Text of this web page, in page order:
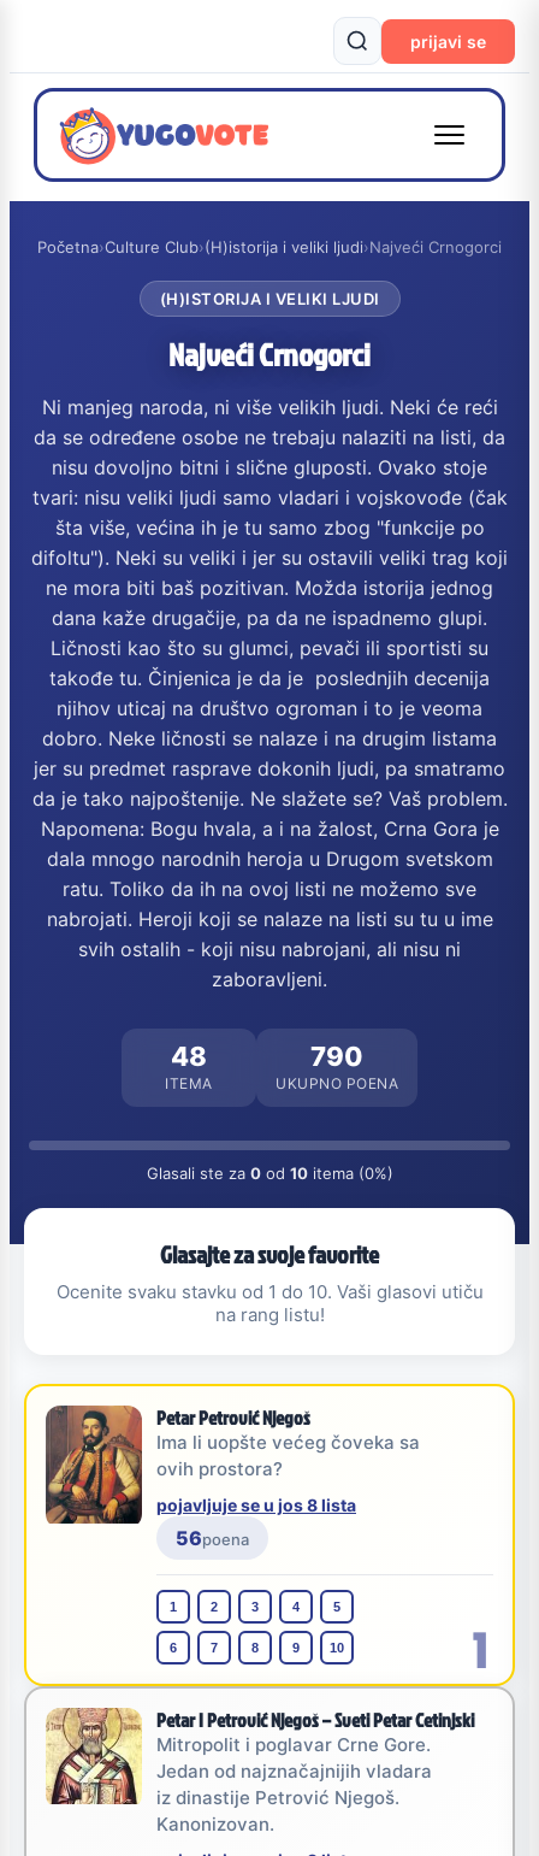
prijavi se
Početna›Culture Club›(H)istorija i veliki ljudi›Najveći Crnogorci
(H)ISTORIJA I VELIKI LJUDI
Najveći Crnogorci
Ni manjeg naroda, ni više velikih ljudi. Neki će reći
da se određene osobe ne trebaju nalaziti na listi, da
nisu dovoljno bitni i slične gluposti. Ovako stoje
tvari: nisu veliki ljudi samo vladari i vojskovođe (čak
šta više, većina ih je tu samo zbog "funkcije po
difoltu"). Neki su veliki i jer su ostavili veliki trag koji
ne mora biti baš pozitivan. Možda istorija jednog
dana kaže drugačije, pa da ne ispadnemo glupi.
Ličnosti kao što su glumci, pevači ili sportisti su
takođe tu. Činjenica je da je poslednjih decenija
njihov uticaj na društvo ogroman i to je veoma
dobro. Neke ličnosti se nalaze i na drugim listama
jer su predmet rasprave dokonih ljudi, pa smatramo
da je tako najpoštenije. Ne slažete se? Vaš problem.
Napomena: Bogu hvala, a i na žalost, Crna Gora je
dala mnogo narodnih heroja u Drugom svetskom
ratu. Toliko da ih na ovoj listi ne možemo sve
nabrojati. Heroji koji se nalaze na listi su tu u ime
svih ostalih - koji nisu nabrojani, ali nisu ni
zaboravljeni.
48
ITEMA
790
UKUPNO POENA
Glasali ste za 0od 10itema (0%)
Glasajte za svoje favorite
Ocenite svaku stavku od 1 do 10. Vaši glasovi utiču
na rang listu!
1
Petar Petrović Njegoš
Ima li uopšte većeg čoveka sa
ovih prostora?
pojavljuje se u jos 8 lista
56poena
1 2 3 4 5
6 7 8 9 10
Petar I Petrović Njegoš – Sveti Petar Cetinjski
Mitropolit i poglavar Crne Gore.
Jedan od najznačajnijih vladara
iz dinastije Petrović Njegoš.
Kanonizovan.